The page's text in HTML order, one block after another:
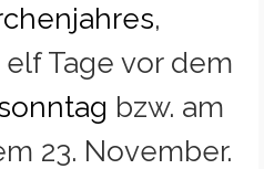
,
Tage vor dem
bzw. am
23. November.